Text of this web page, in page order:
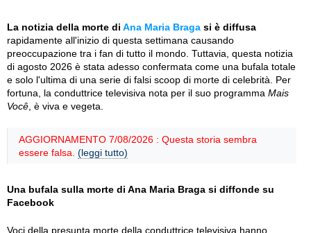
La notizia della morte di Ana Maria Braga si è diffusa
rapidamente all'inizio di questa settimana causando
preoccupazione tra i fan di tutto il mondo. Tuttavia, questa notizia
di agosto 2026 è stata adesso confermata come una bufala totale
e solo l'ultima di una serie di falsi scoop di morte di celebrità. Per
fortuna, la conduttrice televisiva nota per il suo programma Mais
Você , è viva e vegeta.
AGGIORNAMENTO 7/08/2026 : Questa storia sembra
essere falsa. (leggi tutto)
Una bufala sulla morte di Ana Maria Braga si diffonde su
Facebook
Voci della presunta morte della conduttrice televisiva hanno